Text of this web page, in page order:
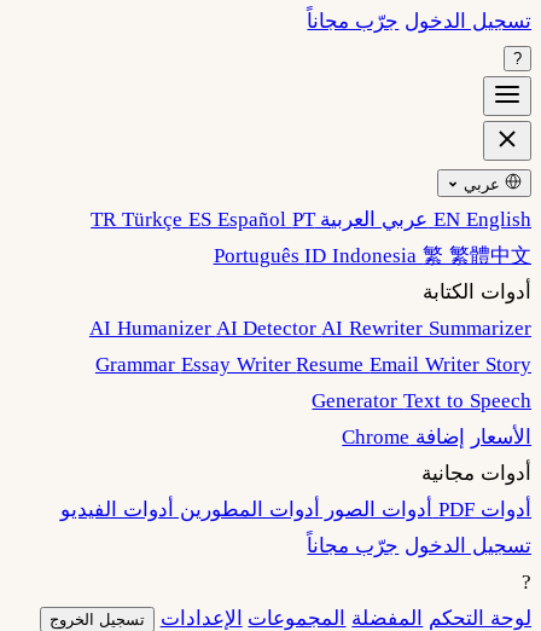
تسجيل الدخول جرّب مجاناً
?
عربي
EN English عربي العربية TR Türkçe ES Español PT
PortuguêsID Indonesia繁 繁體中文
أدوات الكتابة
AI Humanizer AI DetectorAI Rewriter Summarizer
Grammar Essay WriterResumeEmail Writer Story
GeneratorText to Speech
الأسعار
إضافة Chrome
أدوات مجانية
أدوات PDF
أدوات الصور أدوات المطورين
أدوات الفيديو
تسجيل الدخول جرّب مجاناً
?
لوحة التحكم
المفضلة المجموعات الإعدادات تسجيل الخروج